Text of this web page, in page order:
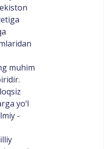
muhim
yo‘l
-